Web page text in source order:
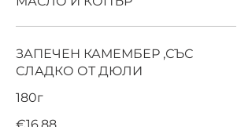
ЗАПЕЧЕН КАМЕМБЕР ,СЪС
СЛАДКО ОТ ДЮЛИ
180г